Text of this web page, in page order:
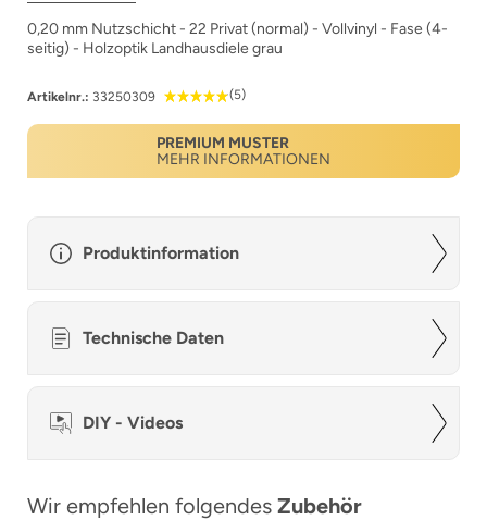
0,20 mm Nutzschicht - 22 Privat (normal) - Vollvinyl - Fase (4-
seitig) - Holzoptik Landhausdiele grau
Artikelnr.: 33250309 (5)
PREMIUM MUSTER
MEHR INFORMATIONEN
Produktinformation
Technische Daten
DIY - Videos
Wir empfehlen folgendes Zubehör